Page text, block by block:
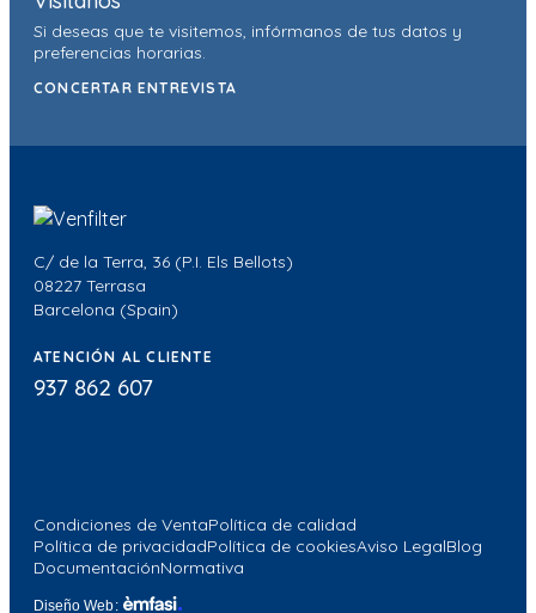
C/ de la Terra, 36 (P.I. Els Bellots)
08227 Terrasa
Barcelona (Spain)
ATENCIÓN AL CLIENTE
937 862 607
Condiciones de VentaPolítica de calidad
Política de privacidadPolítica de cookiesAviso LegalBlog
DocumentaciónNormativa
Diseño Web:
Si deseas que te visitemos, infórmanos de tus datos y
preferencias horarias.
CONCERTAR ENTREVISTA